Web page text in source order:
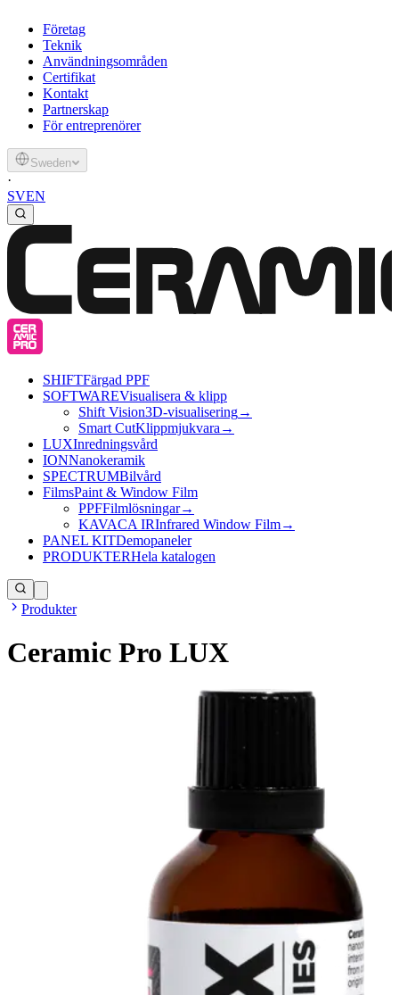
Företag
Teknik
Användningsområden
Certifikat
Kontakt
Partnerskap
För entreprenörer
Sweden
·
SVEN
SHIFTFärgad PPF
SOFTWAREVisualisera & klipp
Shift Vision3D-visualisering→
Smart CutKlippmjukvara →
LUXInredningsvård
IONNanokeramik
SPECTRUMBilvård
FilmsPaint & Window Film
PPFFilmlösningar→
KAVACA IRInfrared Window Film→
PANEL KITDemopaneler
PRODUKTERHela katalogen
Produkter
Ceramic Pro LUX